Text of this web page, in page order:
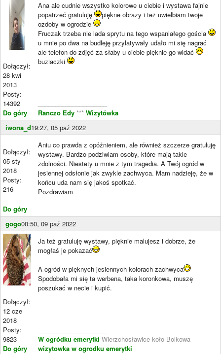
Dołączył:
28 kwi
2013
Posty:
14392
Do góry
Ana ale cudnie wszystko kolorowe u ciebie i wystawa fajnie
popatrzeć gratuluję
piękne obrazy i też uwielbiam twoje
ozdoby w ogrodzie
Fruczak trzeba nie lada sprytu na tego wspaniałego gościa
u mnie po dwa na budleję przylatywały udało mi się nagrać
ale telefon do zdjęć za słaby u ciebie pięknie go widać
buziaczki
Ranczo Edy *** Wizytówka
iwona_d19:27, 05 paź 2022
Dołączył:
05 sty
2018
Posty:
216
Do góry
Aniu co prawda z opóźnieniem, ale również szczerze gratuluję
wystawy. Bardzo podziwiam osoby, które mają takie
zdolności. Niestety u mnie z tym tragedia. A Twój ogród w
jesiennej odsłonie jak zwykle zachwyca. Mam nadzieję, że w
końcu uda nam się jakoś spotkać.
Pozdrawiam
gogo00:50, 09 paź 2022
Dołączył:
12 cze
2018
Posty:
9823
Do góry
Ja też gratuluję wystawy, pięknie malujesz i dobrze, że
mogłaś je pokazać
A ogród w pięknych jesiennych kolorach zachwyca
Spodobała mi się ta werbena, taka koronkowa, muszę
poszukać w necie i kupić.
W ogródku emerytki Wierzchosławice koło Bolkowa
wizytowka w ogrodku emerytki